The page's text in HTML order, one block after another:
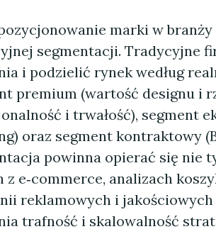
marki w
segmentacji. Tradycyjne
i podzielić rynek według
premium (wartość designu i
i trwałość), segment
oraz segment kontraktowy
powinna opierać się nie
z e‑commerce, analizach
reklamowych i
trafność i skalowalność